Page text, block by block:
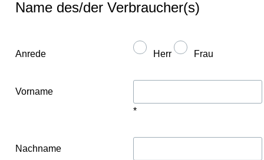
Name des/der Verbraucher(s)
Anrede Herr Frau
Vorname
*
Nachname